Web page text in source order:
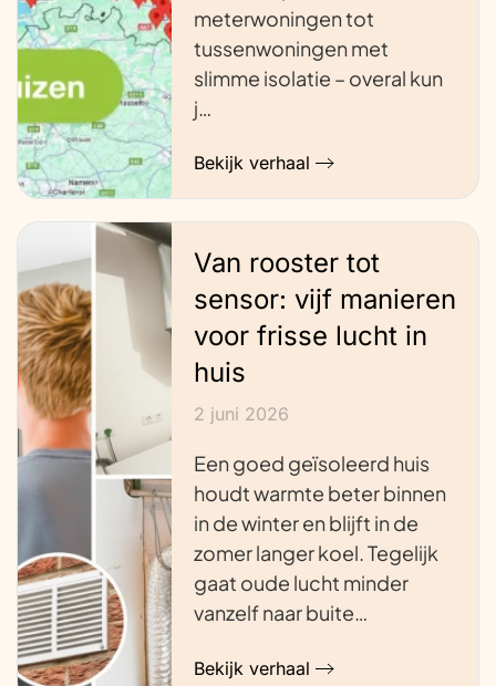
meterwoningen tot
tussenwoningen met
slimme isolatie – overal kun
j…
Bekijk verhaal
Van rooster tot
sensor: vijf manieren
voor frisse lucht in
huis
2 juni 2026
Een goed geïsoleerd huis
houdt warmte beter binnen
in de winter en blijft in de
zomer langer koel. Tegelijk
gaat oude lucht minder
vanzelf naar buite…
Bekijk verhaal